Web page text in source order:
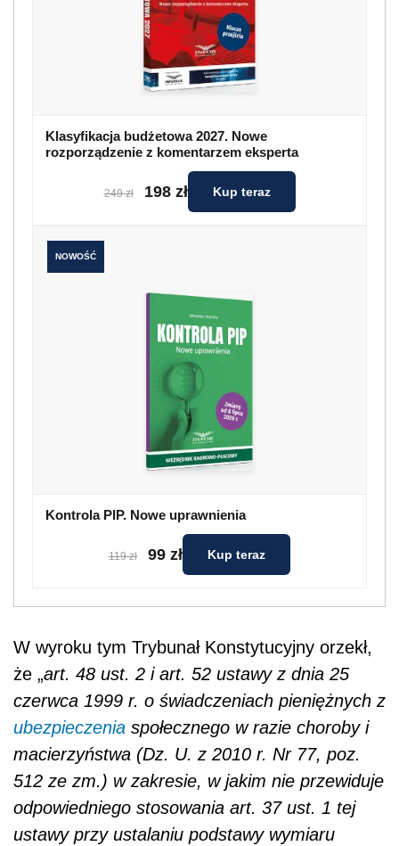
Klasyfikacja budżetowa 2027. Nowe
rozporządzenie z komentarzem eksperta
249 zł 198 zł Kup teraz
NOWOŚĆ
Kontrola PIP. Nowe uprawnienia
119 zł 99 zł Kup teraz
W wyroku tym Trybunał Konstytucyjny orzekł,
że „art. 48 ust. 2 i art. 52 ustawy z dnia 25
czerwca 1999 r. o świadczeniach pieniężnych z
ubezpieczenia społecznego w razie choroby i
macierzyństwa (Dz. U. z 2010 r. Nr 77, poz.
512 ze zm.) w zakresie, w jakim nie przewiduje
odpowiedniego stosowania art. 37 ust. 1 tej
ustawy przy ustalaniu podstawy wymiaru